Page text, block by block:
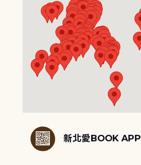
新北愛BOOK APP